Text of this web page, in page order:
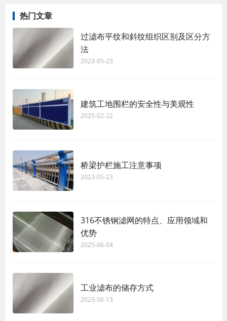
热门文章
过滤布平纹和斜纹组织区别及区分方
法
2023-05-23
建筑工地围栏的安全性与美观性
2025-02-22
桥梁护栏施工注意事项
2023-05-23
316不锈钢滤网的特点、应用领域和
优势
2025-06-04
工业滤布的储存方式
2023-06-13